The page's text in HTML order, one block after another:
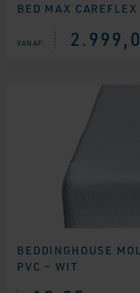
BED MAX CAREFLEX
VANAF:
BEDDINGHOUSE
PVC – WIT